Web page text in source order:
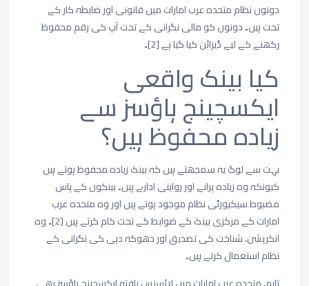
دونوں نظام متحدہ عرب امارات میں قانونی اور ضابطہ کار کے
تحت ہیں۔ دونوں کو مالی نگرانی کے تحت آپ کی رقم محفوظ
رکھنے کے لیے ڈیزائن کیا گیا ہے [2]۔
کیا بینک واقعی
ایکسچینج ہاؤسز سے
زیادہ محفوظ ہیں؟
بہت سے لوگ یہ سمجھتے ہیں کہ بینک زیادہ محفوظ ہوتے ہیں
کیونکہ وہ زیادہ پرانے اور روایتی ادارے ہیں۔ بینکوں کے پاس
مضبوط سیکیورٹی نظام موجود ہوتے ہیں اور وہ متحدہ عرب
امارات کے مرکزی بینک کے ضوابط کے تحت کام کرتے ہیں [2]۔ وہ
انکرپشن، شناخت کی تصدیق اور دھوکہ دہی کی نگرانی کے
نظام استعمال کرتے ہیں۔